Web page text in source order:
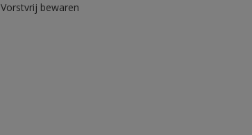
Vorstvrij bewaren